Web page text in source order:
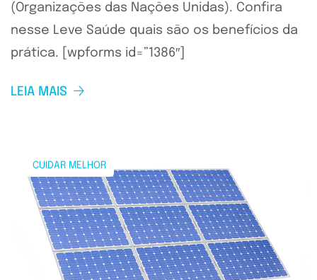
(Organizações das Nações Unidas). Confira
nesse Leve Saúde quais são os benefícios da
prática. [wpforms id=”1386″]
LEIA MAIS
CUIDAR MELHOR